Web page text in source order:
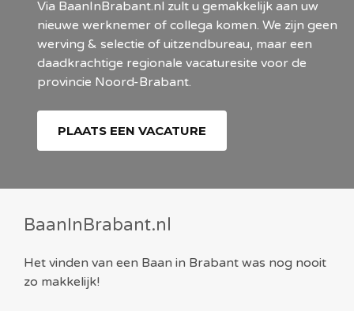
Via BaanInBrabant.nl zult u gemakkelijk aan uw
nieuwe werknemer of collega komen. We zijn geen
werving & selectie of uitzendbureau, maar een
daadkrachtige regionale vacaturesite voor de
provincie Noord-Brabant.
PLAATS EEN VACATURE
BaanInBrabant.nl
Het vinden van een Baan in Brabant was nog nooit
zo makkelijk!